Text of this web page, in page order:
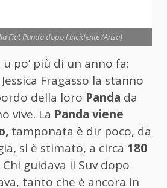
Fiat Panda dopo l'incidente (Ansa)
po’ più di un anno fa:
Fragasso la stanno
della loro Panda da
vive. La Panda viene
tamponata è dir poco, da
si è stimato, a circa 180
Chi guidava il Suv dopo
tanto che è ancora in